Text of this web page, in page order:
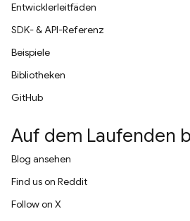
Entwicklerleitfäden
SDK- & API-Referenz
Beispiele
Bibliotheken
GitHub
Auf dem Laufenden
Blog ansehen
Find us on Reddit
Follow on X